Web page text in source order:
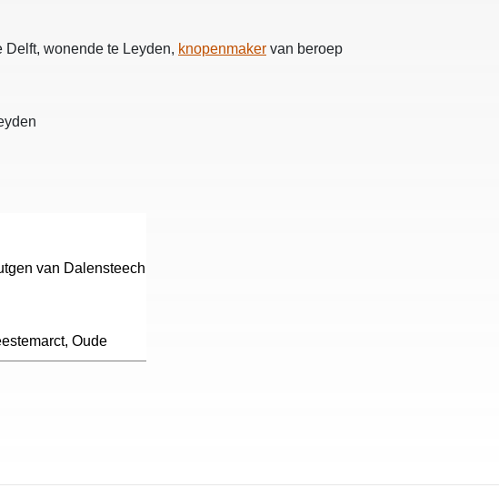
Delft, wonende te Leyden, knopenmaker van beroep
van Dalensteech
Oude